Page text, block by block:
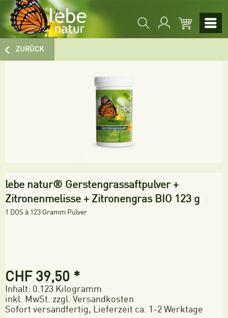
ZURÜCK
lebe natur® Gerstengrassaftpulver +
Zitronenmelisse + Zitronengras BIO 123 g
1 DOS à 123 Gramm Pulver
CHF 39,50 *
Inhalt: 0.123 Kilogramm
inkl. MwSt. zzgl. Versandkosten
Sofort versandfertig, Lieferzeit ca. 1-2 Werktage